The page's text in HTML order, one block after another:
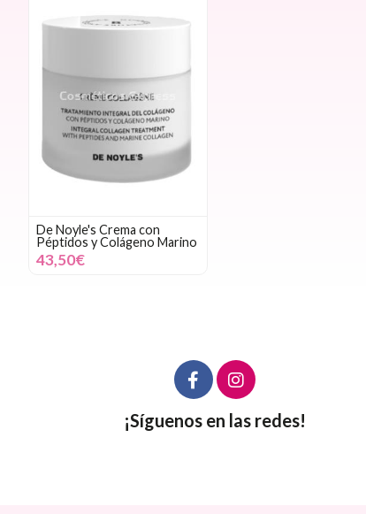
De Noyle's Crema con
Péptidos y Colágeno Marino
43,50€
¡Síguenos en las redes!